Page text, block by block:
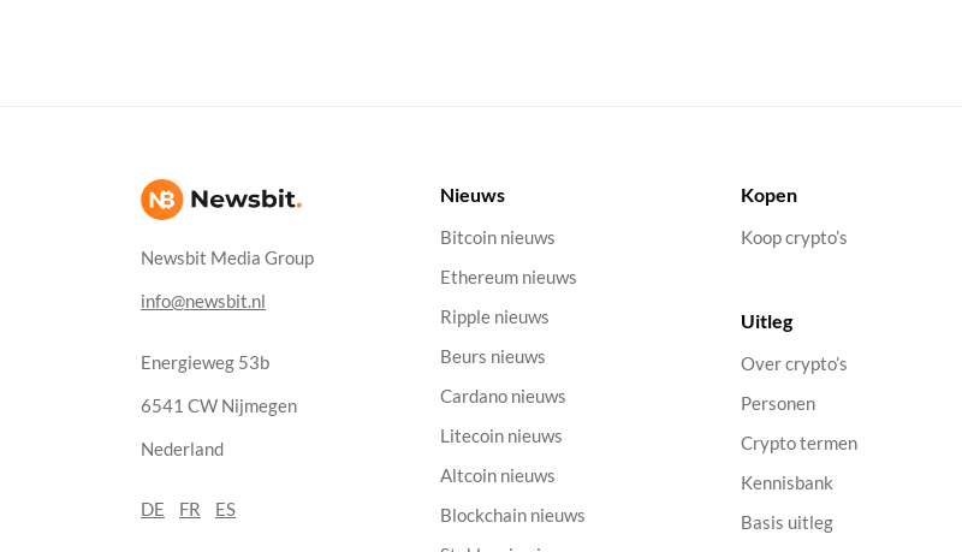
Newsbit Media Group
info@newsbit.nl
Energieweg 53b
6541 CW Nijmegen
Nederland
DE FR ES
Nieuws
Bitcoin nieuws
Ethereum nieuws
Ripple nieuws
Beurs nieuws
Cardano nieuws
Litecoin nieuws
Altcoin nieuws
Blockchain nieuws
Kopen
Koop crypto’s
Uitleg
Over crypto’s
Personen
Crypto termen
Kennisbank
Basis uitleg